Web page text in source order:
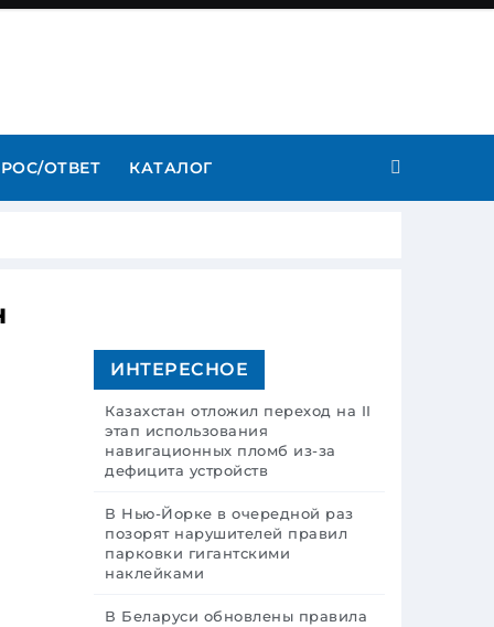
ОТВЕТ КАТАЛОГ
ИНТЕРЕСНОЕ
Казахстан отложил переход на II
этап использования
навигационных пломб из-за
дефицита устройств
В Нью-Йорке в очередной раз
позорят нарушителей правил
парковки гигантскими
наклейками
В Беларуси обновлены правила